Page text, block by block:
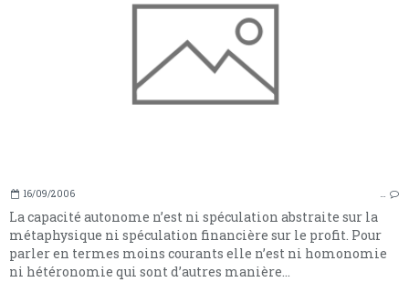
16/09/2006 …
La capacité autonome n’est ni spéculation abstraite sur la
métaphysique ni spéculation financière sur le profit. Pour
parler en termes moins courants elle n’est ni homonomie
ni hétéronomie qui sont d’autres manière...